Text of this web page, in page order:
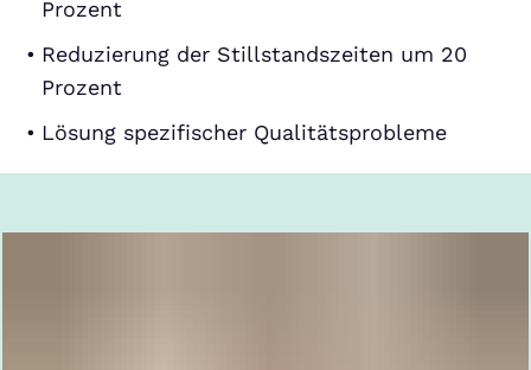
Prozent
Reduzierung der Stillstandszeiten um 20
Prozent
Lösung spezifischer Qualitätsprobleme